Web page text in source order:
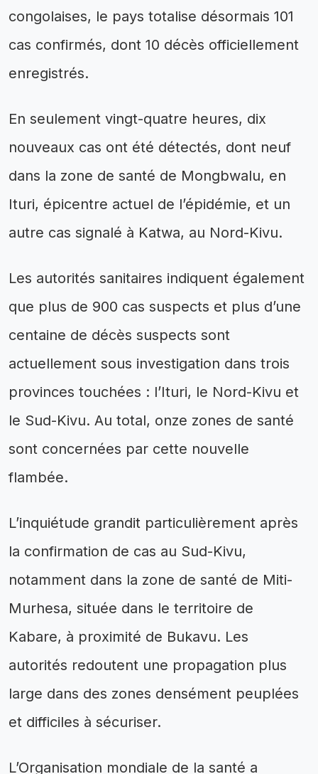
congolaises, le pays totalise désormais 101
cas confirmés, dont 10 décès officiellement
enregistrés.
En seulement vingt-quatre heures, dix
nouveaux cas ont été détectés, dont neuf
dans la zone de santé de Mongbwalu, en
Ituri, épicentre actuel de l’épidémie, et un
autre cas signalé à Katwa, au Nord-Kivu.
Les autorités sanitaires indiquent également
que plus de 900 cas suspects et plus d’une
centaine de décès suspects sont
actuellement sous investigation dans trois
provinces touchées : l’Ituri, le Nord-Kivu et
le Sud-Kivu. Au total, onze zones de santé
sont concernées par cette nouvelle
flambée.
L’inquiétude grandit particulièrement après
la confirmation de cas au Sud-Kivu,
notamment dans la zone de santé de Miti-
Murhesa, située dans le territoire de
Kabare, à proximité de Bukavu. Les
autorités redoutent une propagation plus
large dans des zones densément peuplées
et difficiles à sécuriser.
L’Organisation mondiale de la santé a